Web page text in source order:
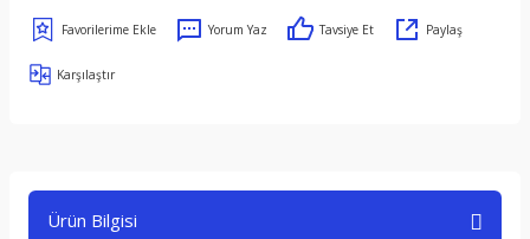
Yorum Yaz Tavsiye Et Paylaş
Karşılaştır
Ürün Bilgisi